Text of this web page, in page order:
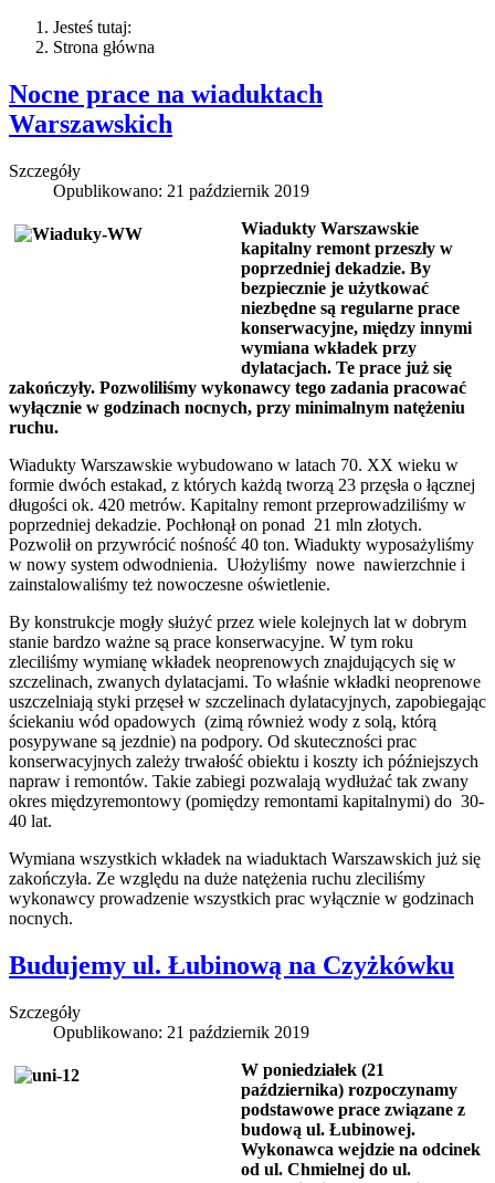
Jesteś tutaj:
Strona główna
Nocne prace na wiaduktach
Warszawskich
Szczegóły
Opublikowano: 21 październik 2019
Wiadukty Warszawskie
kapitalny remont przeszły w
poprzedniej dekadzie. By
bezpiecznie je użytkować
niezbędne są regularne prace
konserwacyjne, między innymi
wymiana wkładek przy
dylatacjach. Te prace już się
zakończyły. Pozwoliliśmy wykonawcy tego zadania pracować
wyłącznie w godzinach nocnych, przy minimalnym natężeniu
ruchu.
Wiadukty Warszawskie wybudowano w latach 70. XX wieku w
formie dwóch estakad, z których każdą tworzą 23 przęsła o łącznej
długości ok. 420 metrów. Kapitalny remont przeprowadziliśmy w
poprzedniej dekadzie. Pochłonął on ponad 21 mln złotych.
Pozwolił on przywrócić nośność 40 ton. Wiadukty wyposażyliśmy
w nowy system odwodnienia. Ułożyliśmy nowe nawierzchnie i
zainstalowaliśmy też nowoczesne oświetlenie.
By konstrukcje mogły służyć przez wiele kolejnych lat w dobrym
stanie bardzo ważne są prace konserwacyjne. W tym roku
zleciliśmy wymianę wkładek neoprenowych znajdujących się w
szczelinach, zwanych dylatacjami. To właśnie wkładki neoprenowe
uszczelniają styki przęseł w szczelinach dylatacyjnych, zapobiegając
ściekaniu wód opadowych (zimą również wody z solą, którą
posypywane są jezdnie) na podpory. Od skuteczności prac
konserwacyjnych zależy trwałość obiektu i koszty ich późniejszych
napraw i remontów. Takie zabiegi pozwalają wydłużać tak zwany
okres międzyremontowy (pomiędzy remontami kapitalnymi) do 30-
40 lat.
Wymiana wszystkich wkładek na wiaduktach Warszawskich już się
zakończyła. Ze względu na duże natężenia ruchu zleciliśmy
wykonawcy prowadzenie wszystkich prac wyłącznie w godzinach
nocnych.
Budujemy ul. Łubinową na Czyżkówku
Szczegóły
Opublikowano: 21 październik 2019
W poniedziałek (21
października) rozpoczynamy
podstawowe prace związane z
budową ul. Łubinowej.
Wykonawca wejdzie na odcinek
od ul. Chmielnej do ul.